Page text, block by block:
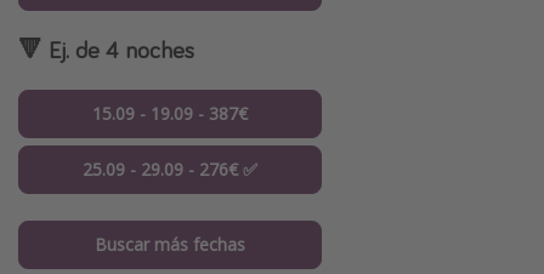
🔻 Ej. de 4 noches
15.09 - 19.09 - 387€
25.09 - 29.09 - 276€ ✅
Buscar más fechas